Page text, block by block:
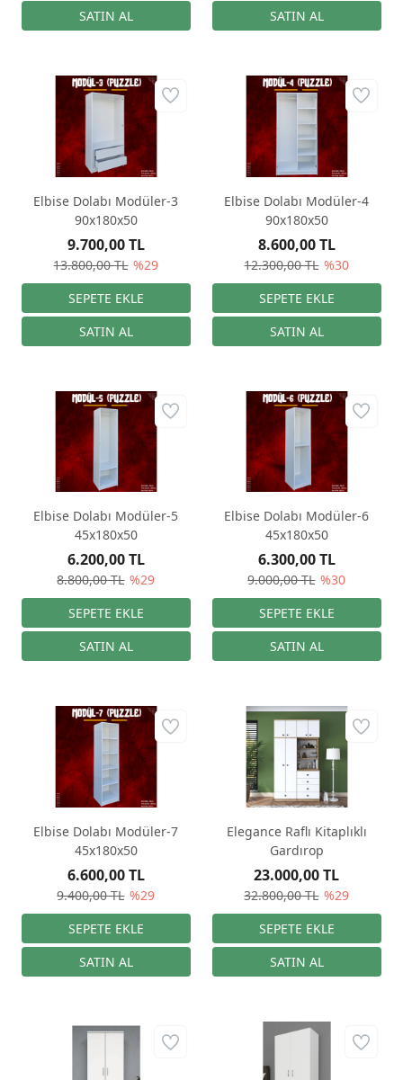
Elbise Dolabı Modüler-3
90x180x50
13.800,00 TL %29
9.700,00 TL
Elbise Dolabı Modüler-4
90x180x50
12.300,00 TL %30
8.600,00 TL
Elbise Dolabı Modüler-5
45x180x50
8.800,00 TL %29
6.200,00 TL
Elbise Dolabı Modüler-6
45x180x50
9.000,00 TL %30
6.300,00 TL
Elbise Dolabı Modüler-7
45x180x50
9.400,00 TL %29
6.600,00 TL
Elegance Raflı Kitaplıklı
Gardırop
32.800,00 TL %29
23.000,00 TL